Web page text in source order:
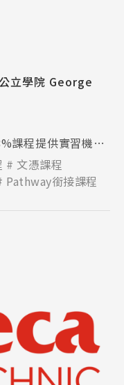
立學院 George
課程提供實習機會
文憑課程
Pathway銜接課程